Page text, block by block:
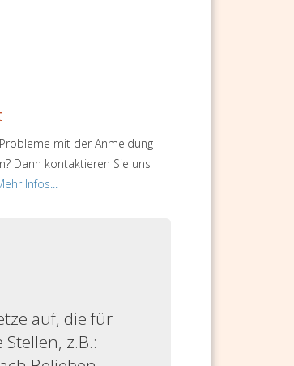
mit der Anmeldung
Dann kontaktieren Sie uns
Infos...
auf, die für
z.B.: